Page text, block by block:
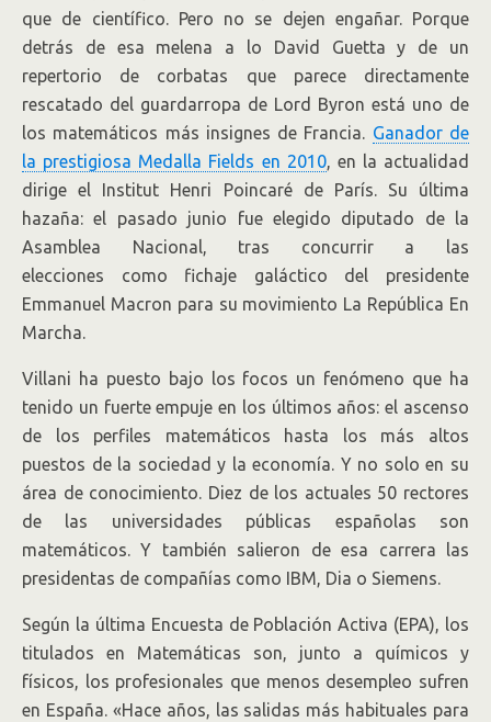
que de científico. Pero no se dejen engañar. Porque
detrás de esa melena a lo David Guetta y de un
repertorio de corbatas que parece directamente
rescatado del guardarropa de Lord Byron está uno de
los matemáticos más insignes de Francia. Ganador de
la prestigiosa Medalla Fields en 2010, en la actualidad
dirige el Institut Henri Poincaré de París. Su última
hazaña: el pasado junio fue elegido diputado de la
Asamblea Nacional, tras concurrir a las
elecciones como fichaje galáctico del presidente
Emmanuel Macron para su movimiento La República En
Marcha.
Villani ha puesto bajo los focos un fenómeno que ha
tenido un fuerte empuje en los últimos años: el ascenso
de los perfiles matemáticos hasta los más altos
puestos de la sociedad y la economía. Y no solo en su
área de conocimiento. Diez de los actuales 50 rectores
de las universidades públicas españolas son
matemáticos. Y también salieron de esa carrera las
presidentas de compañías como IBM, Dia o Siemens.
Según la última Encuesta de Población Activa (EPA), los
titulados en Matemáticas son, junto a químicos y
físicos, los profesionales que menos desempleo sufren
en España. «Hace años, las salidas más habituales para